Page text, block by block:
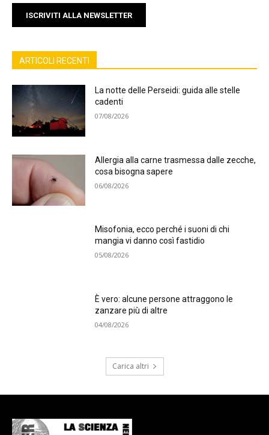
ISCRIVITI ALLA NEWSLETTER
ARTICOLI RECENTI
La notte delle Perseidi: guida alle stelle
cadenti
07/08/2026
Allergia alla carne trasmessa dalle zecche,
cosa bisogna sapere
06/08/2026
Misofonia, ecco perché i suoni di chi
mangia vi danno così fastidio
05/08/2026
È vero: alcune persone attraggono le
zanzare più di altre
04/08/2026
Carica altri